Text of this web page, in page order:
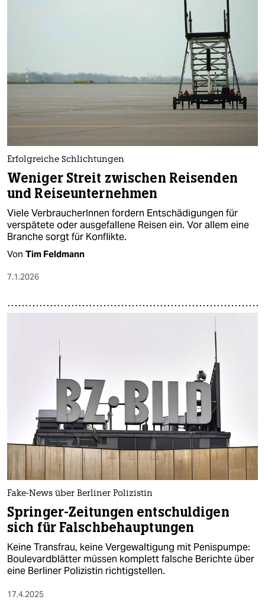
Erfolgreiche Schlichtungen
Weniger Streit zwischen Reisenden
und Reiseunternehmen
Viele VerbraucherInnen fordern Entschädigungen für
verspätete oder ausgefallene Reisen ein. Vor allem eine
Branche sorgt für Konflikte.
Von Tim Feldmann
7.1.2026
Fake-News über Berliner Polizistin
Springer-Zeitungen entschuldigen
sich für Falschbehauptungen
Keine Transfrau, keine Vergewaltigung mit Penispumpe:
Boulevardblätter müssen komplett falsche Berichte über
eine Berliner Polizistin richtigstellen.
17.4.2025